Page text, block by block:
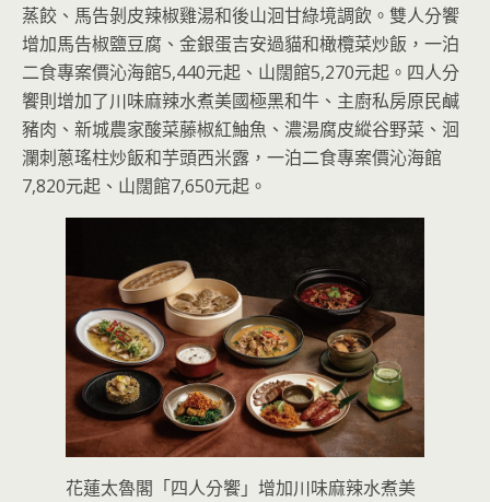
蒸餃、馬告剝皮辣椒雞湯和後山洄甘綠境調飲。雙人分饗
增加馬告椒鹽豆腐、金銀蛋吉安過貓和橄欖菜炒飯，一泊
二食專案價沁海館5,440元起、山闊館5,270元起。四人分
饗則增加了川味麻辣水煮美國極黑和牛、主廚私房原民鹹
豬肉、新城農家酸菜藤椒紅鮋魚、濃湯腐皮縱谷野菜、洄
瀾刺蔥瑤柱炒飯和芋頭西米露，一泊二食專案價沁海館
7,820元起、山闊館7,650元起。
花蓮太魯閣「四人分饗」增加川味麻辣水煮美